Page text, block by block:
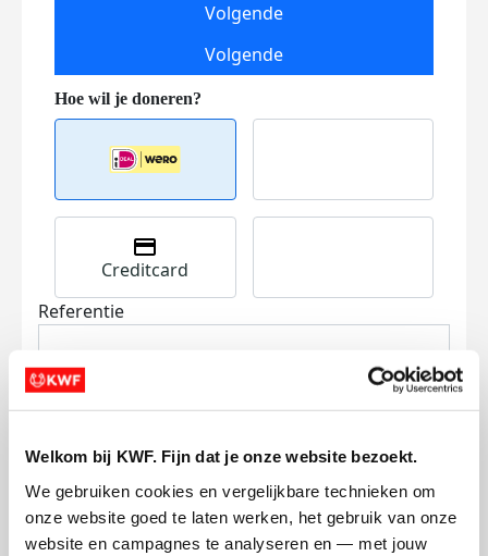
Welkom bij KWF. Fijn dat je onze website bezoekt.
We gebruiken cookies en vergelijkbare technieken om
onze website goed te laten werken, het gebruik van onze
website en campagnes te analyseren en — met jouw
Volgende
Volgende
Creditcard
Referentie
Ik wil bijdragen aan de transactiekosten
en betaal €0.75 extra.